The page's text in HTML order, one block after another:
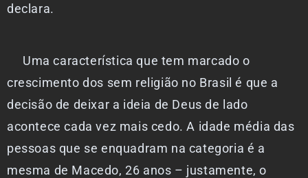
declara.
Uma característica que tem marcado o
crescimento dos sem religião no Brasil é que a
decisão de deixar a ideia de Deus de lado
acontece cada vez mais cedo. A idade média das
pessoas que se enquadram na categoria é a
mesma de Macedo, 26 anos – justamente, o